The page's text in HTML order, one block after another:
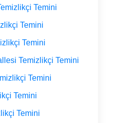
Temini
Temini
Temini
Temizlikçi Temini
Temini
Temini
Temini